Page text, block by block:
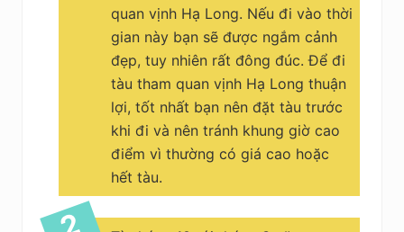
quan vịnh Hạ Long. Nếu đi vào thời
gian này bạn sẽ được ngắm cảnh
đẹp, tuy nhiên rất đông đúc. Để đi
tàu tham quan vịnh Hạ Long thuận
lợi, tốt nhất bạn nên đặt tàu trước
khi đi và nên tránh khung giờ cao
điểm vì thường có giá cao hoặc
hết tàu.